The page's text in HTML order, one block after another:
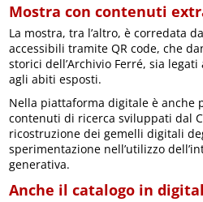
Mostra con contenuti
La mostra, tra l’altro, è corredata
accessibili tramite QR code, che
storici dell’Archivio Ferré, sia
agli abiti esposti.
Nella piattaforma digitale è anche
contenuti di ricerca sviluppati dal
ricostruzione dei gemelli digitali
sperimentazione nell’utilizzo
generativa.
Anche il catalogo in